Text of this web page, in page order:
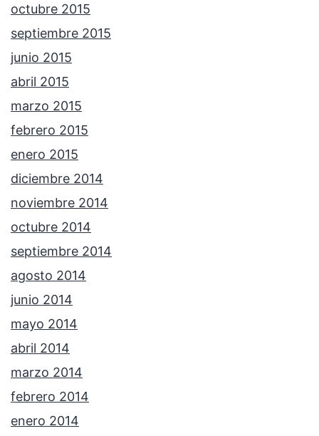
octubre 2015
septiembre 2015
junio 2015
abril 2015
marzo 2015
febrero 2015
enero 2015
diciembre 2014
noviembre 2014
octubre 2014
septiembre 2014
agosto 2014
junio 2014
mayo 2014
abril 2014
marzo 2014
febrero 2014
enero 2014